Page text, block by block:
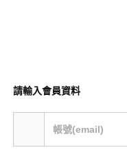
請輸入會員資料
帳號(email)